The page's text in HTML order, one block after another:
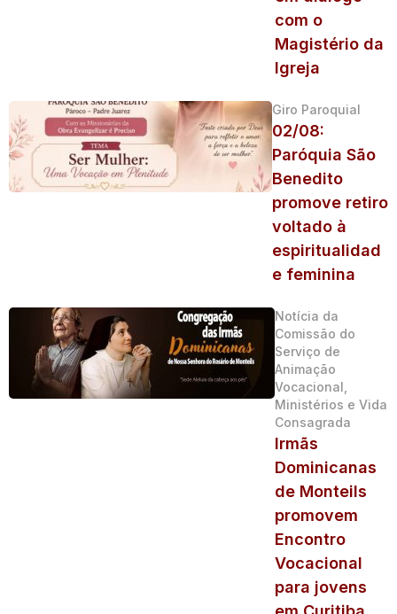
com o
Magistério da
Igreja
Giro Paroquial
02/08:
Paróquia São
Benedito
promove retiro
voltado à
espiritualidad
e feminina
Notícia da
Comissão do
Serviço de
Animação
Vocacional,
Ministérios e Vida
Consagrada
Irmãs
Dominicanas
de Monteils
promovem
Encontro
Vocacional
para jovens